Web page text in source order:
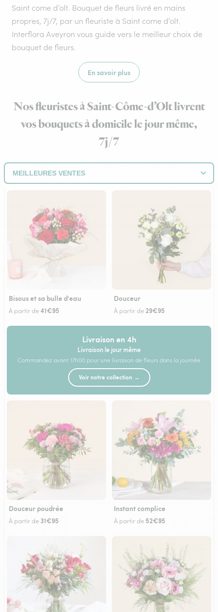
Saint come d’olt. Bouquet de fleurs livré en mains
propres, 7j/7, par un fleuriste à Saint come d’olt.
Interflora Aveyron vous guide vers le meilleur choix de
bouquet de fleurs.
En savoir plus
Nos fleuristes à Saint-Côme-d’Olt livrent
vos bouquets à domicile le jour même,
7j/7
Bisous et sa bulle d'eau
À partir de41€95
Douceur
À partir de 29€95
Livraison en 4h
Livraison le jour même
Commandez avant 17h00 pour une livraison de fleurs dans la journée
Voir notre collection →
Douceur poudrée
À partir de 31€95
Instant complice
À partir de 52€95